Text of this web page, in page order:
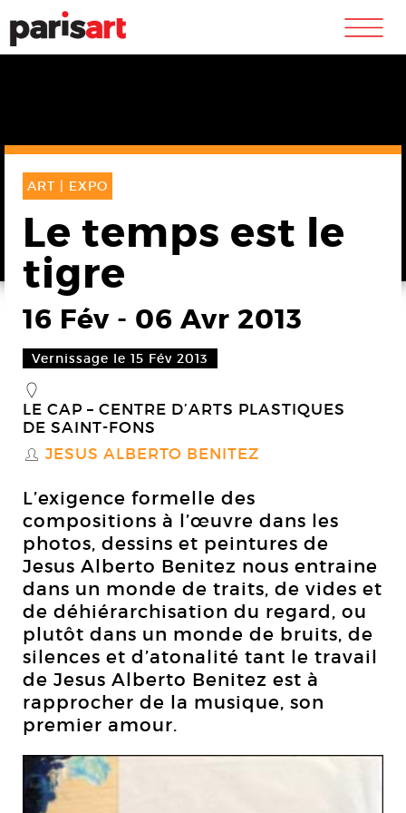
m
ART | EXPO
Le temps est le
tigre
16 Fév - 06 Avr 2013
Vernissage le 15 Fév 2013
_
LE CAP – CENTRE D’ARTS PLASTIQUES
DE SAINT-FONS
S JESUS ALBERTO BENITEZ
L’exigence formelle des
compositions à l’œuvre dans les
photos, dessins et peintures de
Jesus Alberto Benitez nous entraine
dans un monde de traits, de vides et
de déhiérarchisation du regard, ou
plutôt dans un monde de bruits, de
silences et d’atonalité tant le travail
de Jesus Alberto Benitez est à
rapprocher de la musique, son
premier amour.